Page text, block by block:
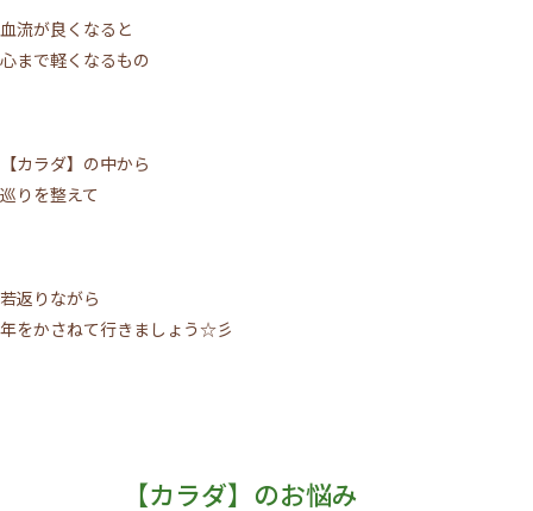
血流が良くなると
心まで軽くなるもの
【カラダ】の中から
巡りを整えて
若返りながら
年をかさねて行きましょう☆彡
【カラダ】のお悩み